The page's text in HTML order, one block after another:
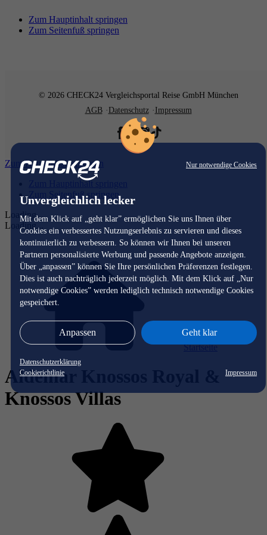
Nur notwendige Cookies
Unvergleichlich lecker
Mit dem Klick auf „geht klar” ermöglichen Sie uns Ihnen über
Cookies ein verbessertes Nutzungserlebnis zu servieren und dieses
kontinuierlich zu verbessern. So können wir Ihnen bei unseren
Partnern personalisierte Werbung und passende Angebote anzeigen.
Über „anpassen” können Sie Ihre persönlichen Präferenzen festlegen.
Dies ist auch nachträglich jederzeit möglich. Mit dem Klick auf „Nur
notwendige Cookies” werden lediglich technisch notwendige Cookies
gespeichert.
Anpassen Geht klar
Datenschutzerklärung
Cookierichtlinie
Impressum
Zum Hauptinhalt springen
Zum Seitenfuß springen
© 2026 CHECK24 Vergleichsportal Reise GmbH München
AGB
Datenschutz Impressum
Zum Hauptinhalt springen
Zum Hauptinhalt springen
Zum Seitenfuß springen
Loading...
Loading...
Startseite
Aldemar Knossos Royal &
Knossos Villas